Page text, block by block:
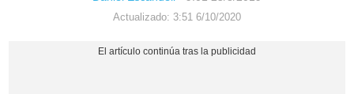
Actualizado: 3:51 6/10/2020